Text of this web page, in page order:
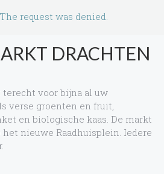
request was denied.
DRACHTEN
voor bijna al uw
verse groenten en fruit,
en biologische kaas. De markt
nieuwe Raadhuisplein. Iedere